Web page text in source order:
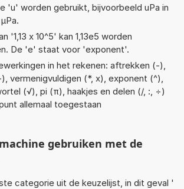
'u' worden gebruikt, bijvoorbeeld uPa in
'1,13 x 10^5' kan 1,13e5 worden
De 'e' staat voor 'exponent'.
in het rekenen: aftrekken (-),
vermenigvuldigen (*, x), exponent (^),
(√), pi (π), haakjes en delen (/, :, ÷)
allemaal toegestaan
gebruiken met de
categorie uit de keuzelijst, in dit geval '